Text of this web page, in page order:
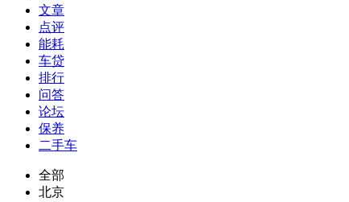
文章
点评
能耗
车贷
排行
问答
论坛
保养
二手车
全部
北京